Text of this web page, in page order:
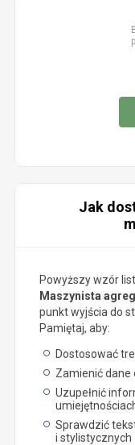
Jak
Powyższy wzór
Maszynista
punkt wyjścia do
Pamiętaj, aby:
Dostosować
Zamienić dane
Uzupełnić
Sprawdzić
i stylistycznych